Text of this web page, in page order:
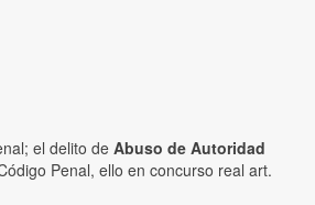
el delito de Abuso de Autoridad
Penal, ello en concurso real art.